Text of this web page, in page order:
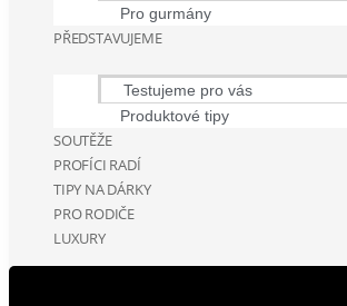
Pro gurmány
PŘEDSTAVUJEME
Testujeme pro vás
Produktové tipy
SOUTĚŽE
PROFÍCI RADÍ
TIPY NA DÁRKY
PRO RODIČE
LUXURY